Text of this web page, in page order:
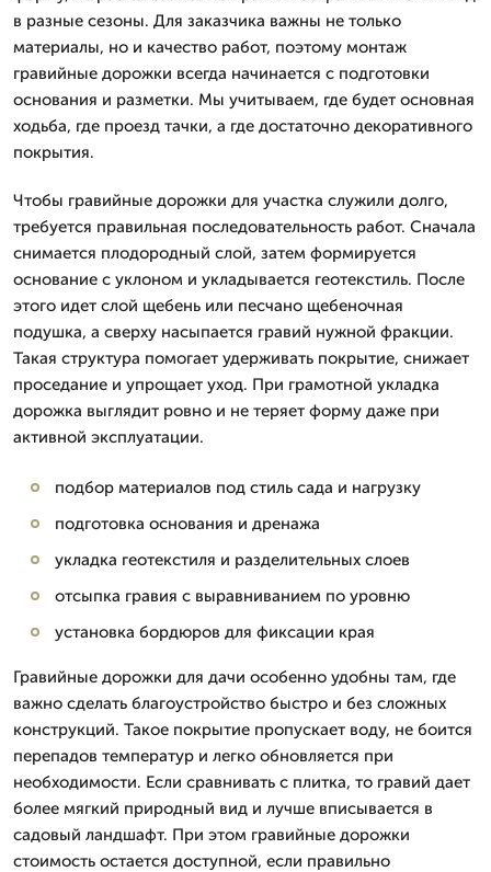
в разные сезоны. Для заказчика важны не только
материалы, но и качество работ, поэтому монтаж
гравийные дорожки всегда начинается с подготовки
основания и разметки. Мы учитываем, где будет основная
ходьба, где проезд тачки, а где достаточно декоративного
покрытия.
Чтобы гравийные дорожки для участка служили долго,
требуется правильная последовательность работ. Сначала
снимается плодородный слой, затем формируется
основание с уклоном и укладывается геотекстиль. После
этого идет слой щебень или песчано щебеночная
подушка, а сверху насыпается гравий нужной фракции.
Такая структура помогает удерживать покрытие, снижает
проседание и упрощает уход. При грамотной укладка
дорожка выглядит ровно и не теряет форму даже при
активной эксплуатации.
подбор материалов под стиль сада и нагрузку
подготовка основания и дренажа
укладка геотекстиля и разделительных слоев
отсыпка гравия с выравниванием по уровню
установка бордюров для фиксации края
Гравийные дорожки для дачи особенно удобны там, где
важно сделать благоустройство быстро и без сложных
конструкций. Такое покрытие пропускает воду, не боится
перепадов температур и легко обновляется при
необходимости. Если сравнивать с плитка, то гравий дает
более мягкий природный вид и лучше вписывается в
садовый ландшафт. При этом гравийные дорожки
стоимость остается доступной, если правильно